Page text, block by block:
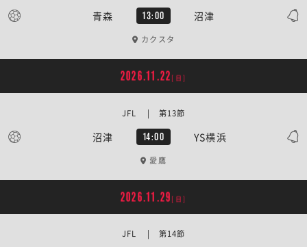
青森 13:00 沼津
カクスタ
2026.11.22 [日]
沼津 14:00 YS横浜
JFL | 第13節
愛鷹
2026.11.29 [日]
JFL | 第14節